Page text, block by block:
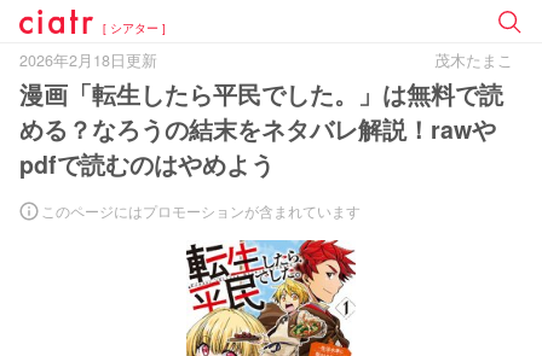
[ シアター ]
2026年2月18日更新 茂木たまこ
漫画「転生したら平民でした。」は無料で読
める？なろうの結末をネタバレ解説！rawや
pdfで読むのはやめよう
このページにはプロモーションが含まれています